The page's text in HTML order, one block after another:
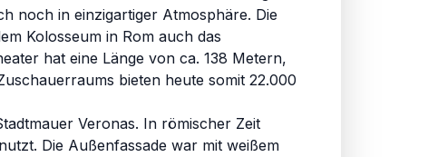
noch in einzigartiger Atmosphäre. Die
Kolosseum in Rom auch das
hat eine Länge von ca. 138 Metern,
bieten heute somit 22.000
Veronas. In römischer Zeit
Die Außenfassade war mit weißem